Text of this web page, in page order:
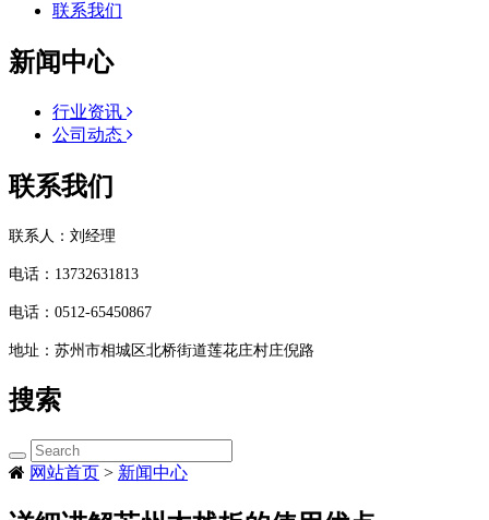
联系我们
新闻中心
行业资讯
公司动态
联系我们
联系人：刘经理
电话： 13732631813
电话： 0512-65450867
地址： 苏州市相城区北桥街道莲花庄村庄倪路
搜索
网站首页 > 新闻中心